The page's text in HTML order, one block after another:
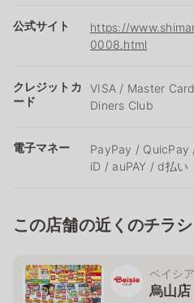
公式サイト
https://
0008.html
クレジットカ
ード
VISA / Master
Diners Club
電子マネー
PayPay / QuicPay
iD / auPAY / d払い
この店舗の近くのチラシ
ベイシア
烏山店